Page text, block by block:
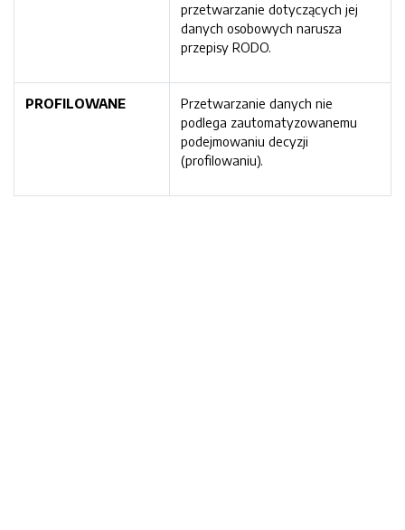
przetwarzanie dotyczących jej
danych osobowych narusza
przepisy RODO.
PROFILOWANE
Przetwarzanie danych nie
podlega zautomatyzowanemu
podejmowaniu decyzji
(profilowaniu).